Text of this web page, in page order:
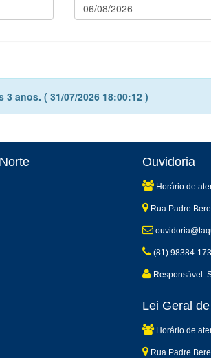
anos. ( 31/07/2026 18:00:12 )
Ouvidoria
Horário de
Rua Padre
(81) 98384-
Responsável:
Lei Geral
Horário de
Rua Padre